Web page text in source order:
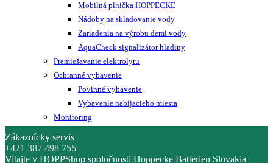
Mobilná plnička HOPPECKE
Nádoby na skladovanie vody
Zariadenia na výrobu demi vody
AquaCheck signalizátor hladiny
Premiešavanie elektrolytu
Ochranné vybavenie
Povinné vybavenie
Vybavenie nabíjacieho miesta
Monitoring
Zákaznícky servis
+421 387 498 755
Vitajte v HOPPShop spoločnosti Hoppecke Batterien Slovakia